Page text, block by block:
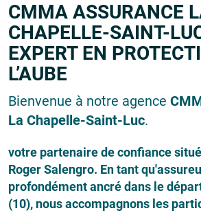
CMMA ASSURANCE
CHAPELLE-SAINT-
EXPERT EN
L’AUBE
Bienvenue à notre agence
La Chapelle-Saint-Luc.
votre partenaire de confiance
Roger Salengro. En tant
profondément ancré dans le
(10), nous accompagnons les